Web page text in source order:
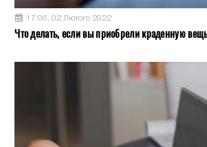
17:06, 02 Лютого 2022
Что делать, если вы приобрели краденную